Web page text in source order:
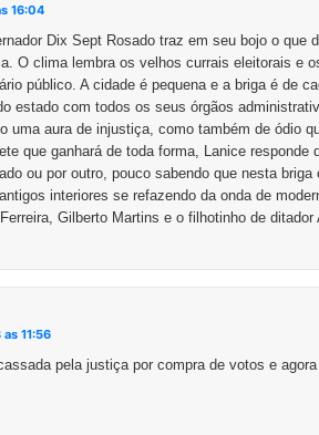
16:04
Dix Sept Rosado traz em seu bojo o que
O clima lembra os velhos currais eleitorais e
público. A cidade é pequena e a briga é de
estado com todos os seus órgãos
uma aura de injustiça, como também de ódio
que ganhará de toda forma, Lanice
ou por outro, pouco sabendo que nesta
interiores se refazendo da onda de
Gilberto Martins e o filhotinho de ditador
11:56
pela justiça por compra de votos e